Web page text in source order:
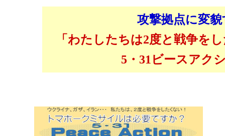
攻撃拠点に変
「わたしたちは2度と戦争を
5・31ビースアク